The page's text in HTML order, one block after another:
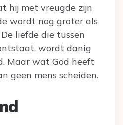
hij met vreugde zijn
wordt nog groter als
liefde die tussen
wordt danig
Maar wat God heeft
geen mens scheiden.